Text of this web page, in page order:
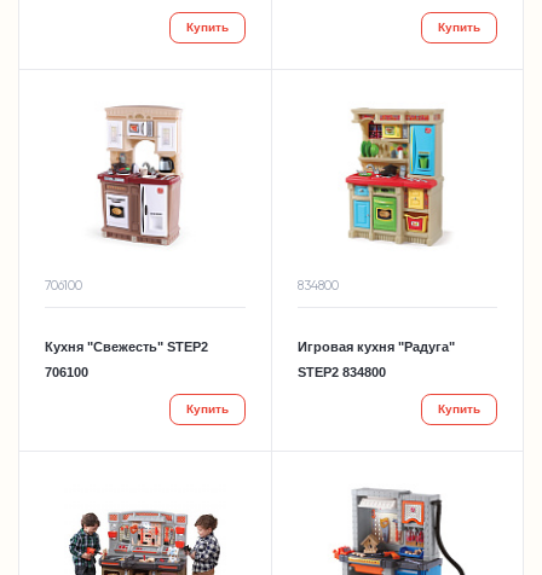
Купить Купить
706100
Кухня "Свежесть" STEP2
706100
Купить
834800
Игровая кухня "Радуга"
STEP2 834800
Купить